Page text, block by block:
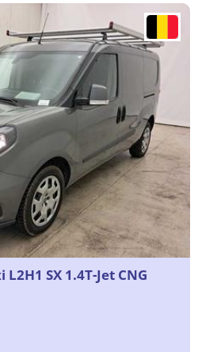
SX 1.4T-Jet CNG